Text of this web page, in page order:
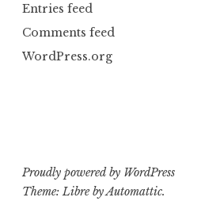
Entries feed
Comments feed
WordPress.org
Proudly powered by WordPress
Theme: Libre byAutomattic.